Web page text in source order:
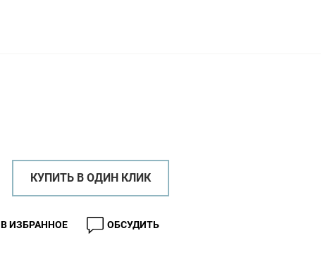
КУПИТЬ В ОДИН КЛИК
В ИЗБРАННОЕ ОБСУДИТЬ